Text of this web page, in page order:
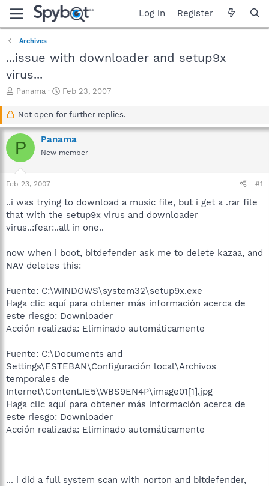
Log in Register
Archives
...issue with downloader and setup9x
virus...
T
a
d
s
r
t
r
Panama
S
a
t
d
a
Feb 23, 2007
Not open for further replies.
P Panama
New member
Feb 23, 2007 #1
..i was trying to download a music file, but i get a .rar file
that with the setup9x virus and downloader
virus..:fear:..all in one..
now when i boot, bitdefender ask me to delete kazaa, and
NAV deletes this:
Fuente: C:\WINDOWS\system32\setup9x.exe
Haga clic aquí para obtener más información acerca de
este riesgo: Downloader
Acción realizada: Eliminado automáticamente
Fuente: C:\Documents and
Settings\ESTEBAN\Configuración local\Archivos
temporales de
Internet\Content.IE5\WBS9EN4P\image01[1].jpg
Haga clic aquí para obtener más información acerca de
este riesgo: Downloader
Acción realizada: Eliminado automáticamente
... i did a full system scan with norton and bitdefender,